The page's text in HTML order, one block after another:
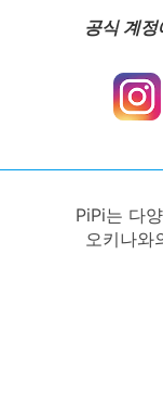
공식 계
PiPi는 다
오키나와